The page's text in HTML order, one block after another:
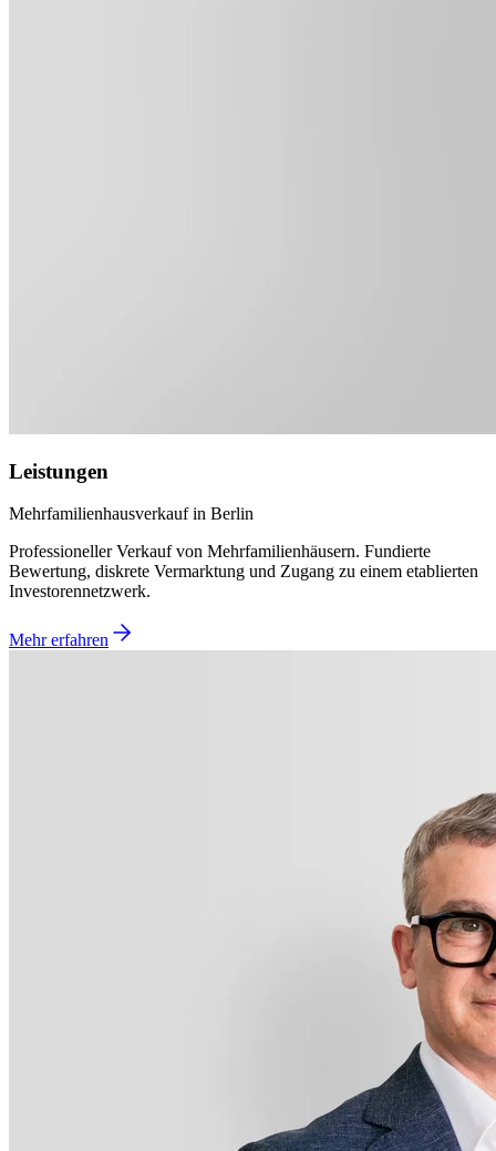
Leistungen
Mehrfamilienhausverkauf in Berlin
Professioneller Verkauf von Mehrfamilienhäusern. Fundierte
Bewertung, diskrete Vermarktung und Zugang zu einem etablierten
Investorennetzwerk.
Mehr erfahren